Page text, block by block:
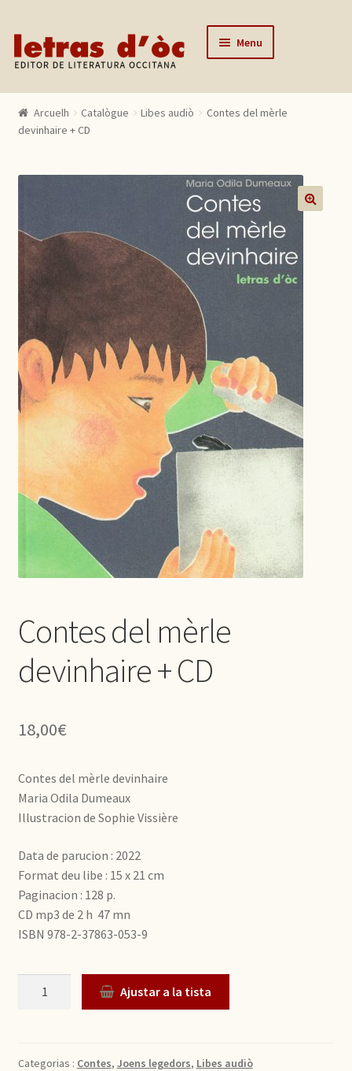
Skip to navigation
Skip to content Menu
Catalògue
Contactar
Mon compte
Arcuelh Catalògue Libes audiò
Contes del mèrle
devinhaire + CD
Contes del mèrle
devinhaire + CD
18,00€
Contes del mèrle devinhaire
Maria Odila Dumeaux
Illustracion de Sophie Vissière
Data de parucion : 2022
Format deu libe : 15 x 21 cm
Paginacion : 128 p.
CD mp3 de 2 h 47 mn
ISBN 978-2-37863-053-9
Quantitat Ajustar a la tista
Categorias : Contes, Joens legedors, Libes audiò